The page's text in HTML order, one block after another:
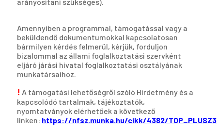
Amennyiben a programmal, támogatással vagy a
beküldendő dokumentumokkal kapcsolatosan
bármilyen kérdés felmerül, kérjük, forduljon
bizalommal az állami foglalkoztatási szervként
eljáró járási hivatal foglalkoztatási osztályának
munkatársaihoz.
! A támogatási lehetőségről szóló Hirdetmény és a
kapcsolódó tartalmak, tájékoztatók,
nyomtatványok elérhetőek a következő
linken: https://nfsz.munka.hu/cikk/4382/